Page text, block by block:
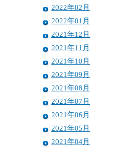
2022年02月
2022年01月
2021年12月
2021年11月
2021年10月
2021年09月
2021年08月
2021年07月
2021年06月
2021年05月
2021年04月